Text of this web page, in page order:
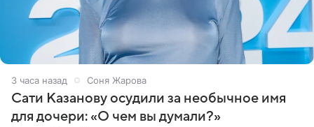
3 часа назад Соня Жарова
Сати Казанову осудили за необычное имя
для дочери: «О чем вы думали?»